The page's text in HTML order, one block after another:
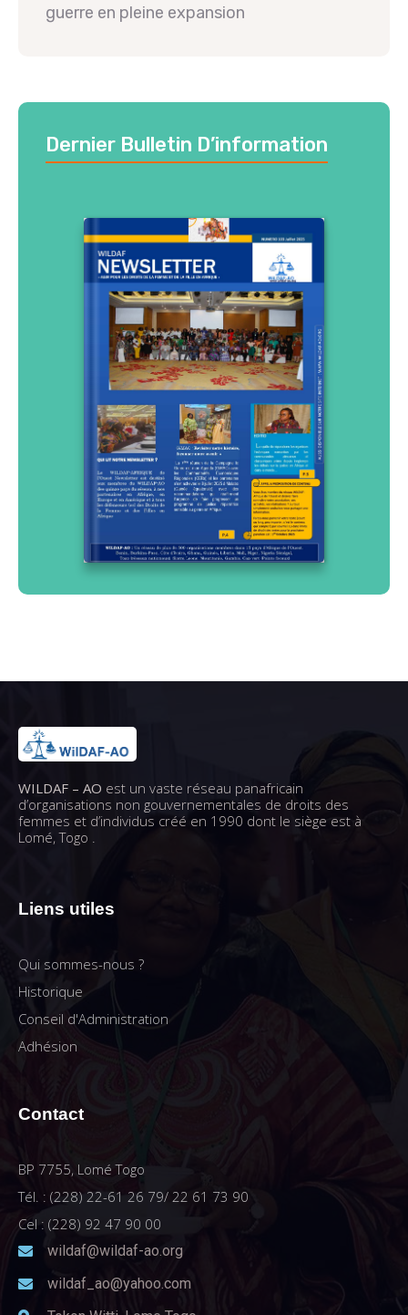
guerre en pleine expansion
Dernier Bulletin D’information
WILDAF – AO est un vaste réseau panafricain
d’organisations non gouvernementales de droits des
femmes et d’individus créé en 1990 dont le siège est à
Lomé, Togo .
Liens utiles
Qui sommes-nous ?
Historique
Conseil d'Administration
Adhésion
Contact
BP 7755, Lomé Togo
Tél. : (228) 22-61 26 79/ 22 61 73 90
Cel : (228) 92 47 90 00
wildaf@wildaf-ao.org
wildaf_ao@yahoo.com